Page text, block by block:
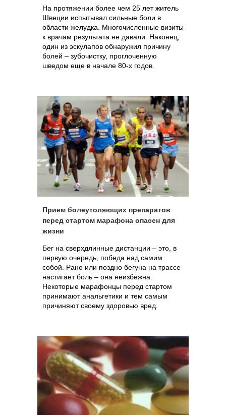
На протяжении более чем 25 лет житель
Швеции испытывал сильные боли в
области желудка. Многочисленные визиты
к врачам результата не давали. Наконец,
один из эскулапов обнаружил причину
болей – зубочистку, проглоченную
шведом еще в начале 80-х годов.
Прием болеутоляющих препаратов
перед стартом марафона опасен для
жизни
Бег на сверхдлинные дистанции – это, в
первую очередь, победа над самим
собой. Рано или поздно бегуна на трассе
настигает боль – она неизбежна.
Некоторые марафонцы перед стартом
принимают анальгетики и тем самым
причиняют своему здоровью вред.